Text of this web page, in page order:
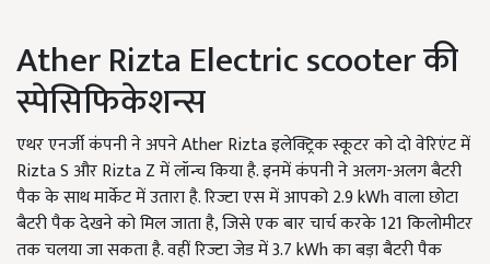
Ather Rizta Electric scooter की
स्पेसिफिकेशन्स
एथर एनर्जी कंपनी ने अपने Ather Rizta इलेक्ट्रिक स्कूटर को दो वेरिएंट में
Rizta S और Rizta Z में लॉन्च किया है. इनमें कंपनी ने अलग-अलग बैटरी
पैक के साथ मार्केट में उतारा है. रिज्टा एस में आपको 2.9 kWh वाला छोटा
बैटरी पैक देखने को मिल जाता है, जिसे एक बार चार्च करके 121 किलोमीटर
तक चलया जा सकता है. वहीं रिज्टा जेड में 3.7 kWh का बड़ा बैटरी पैक